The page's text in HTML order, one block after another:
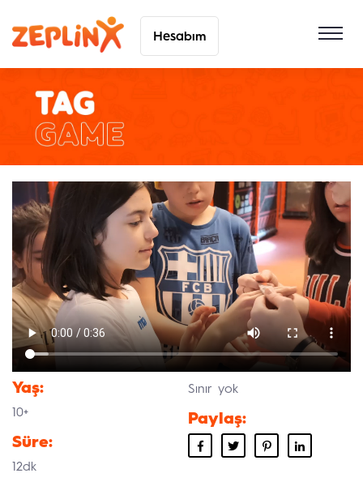
Hesabım
Yaş:
10+
Süre:
12dk
Sınır yok
Paylaş: